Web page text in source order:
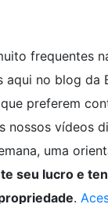
frequentes
aqui no blog da
preferem
nossos vídeos
uma
seu lucro e
.